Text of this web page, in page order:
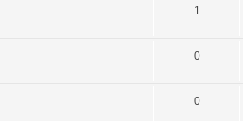
1
0
0